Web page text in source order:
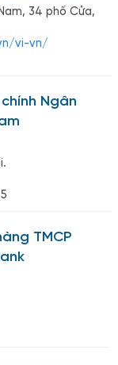
34 phố Cửa,
vi-vn/
Ngân
TMCP